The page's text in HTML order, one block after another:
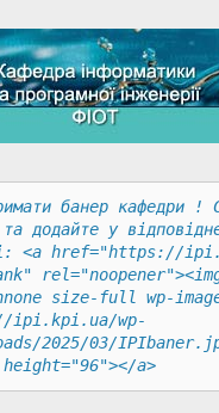
банер кафедри !
додайте у
<a href="https://
size-full wp-
ipi.kpi.ua/wp-
2025/03/
a>